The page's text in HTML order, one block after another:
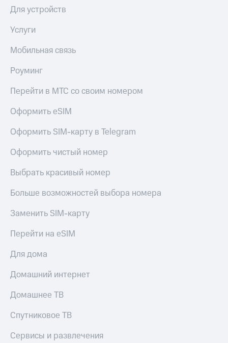
Для устройств
Услуги
Мобильная связь
Роуминг
Перейти в МТС со своим номером
Оформить eSIM
Оформить SIM-карту в Telegram
Оформить чистый номер
Выбрать красивый номер
Больше возможностей выбора номера
Заменить SIM-карту
Перейти на eSIM
Для дома
Домашний интернет
Домашнее ТВ
Спутниковое ТВ
Сервисы и развлечения